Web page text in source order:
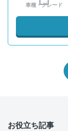
車種・グレード
お役立ち記事